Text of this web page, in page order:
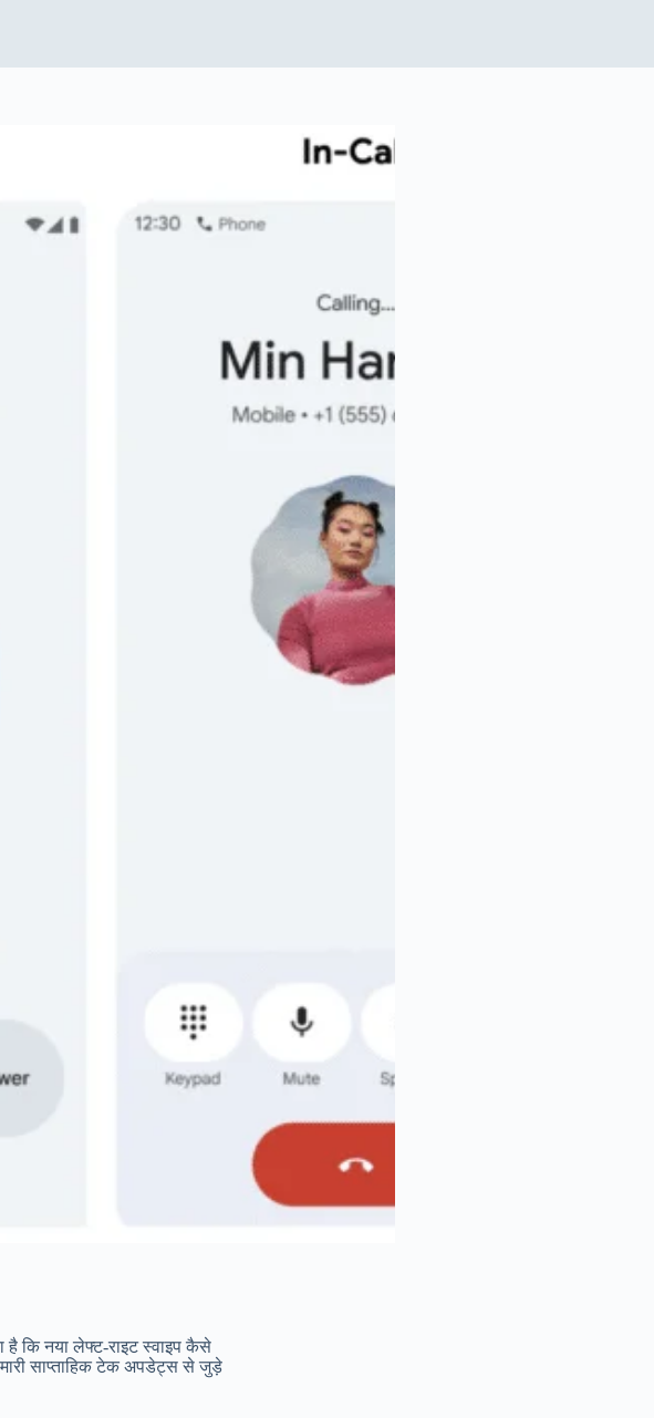
है कि नया लेफ्ट-राइट स्वाइप कैसे
साप्ताहिक टेक अपडेट्स से जुड़े